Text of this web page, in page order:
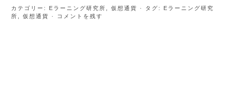
カテゴリー: Eラーニング研究所 ,仮想通貨 · タグ: Eラーニング研究
所
,仮想通貨 · コメントを残す